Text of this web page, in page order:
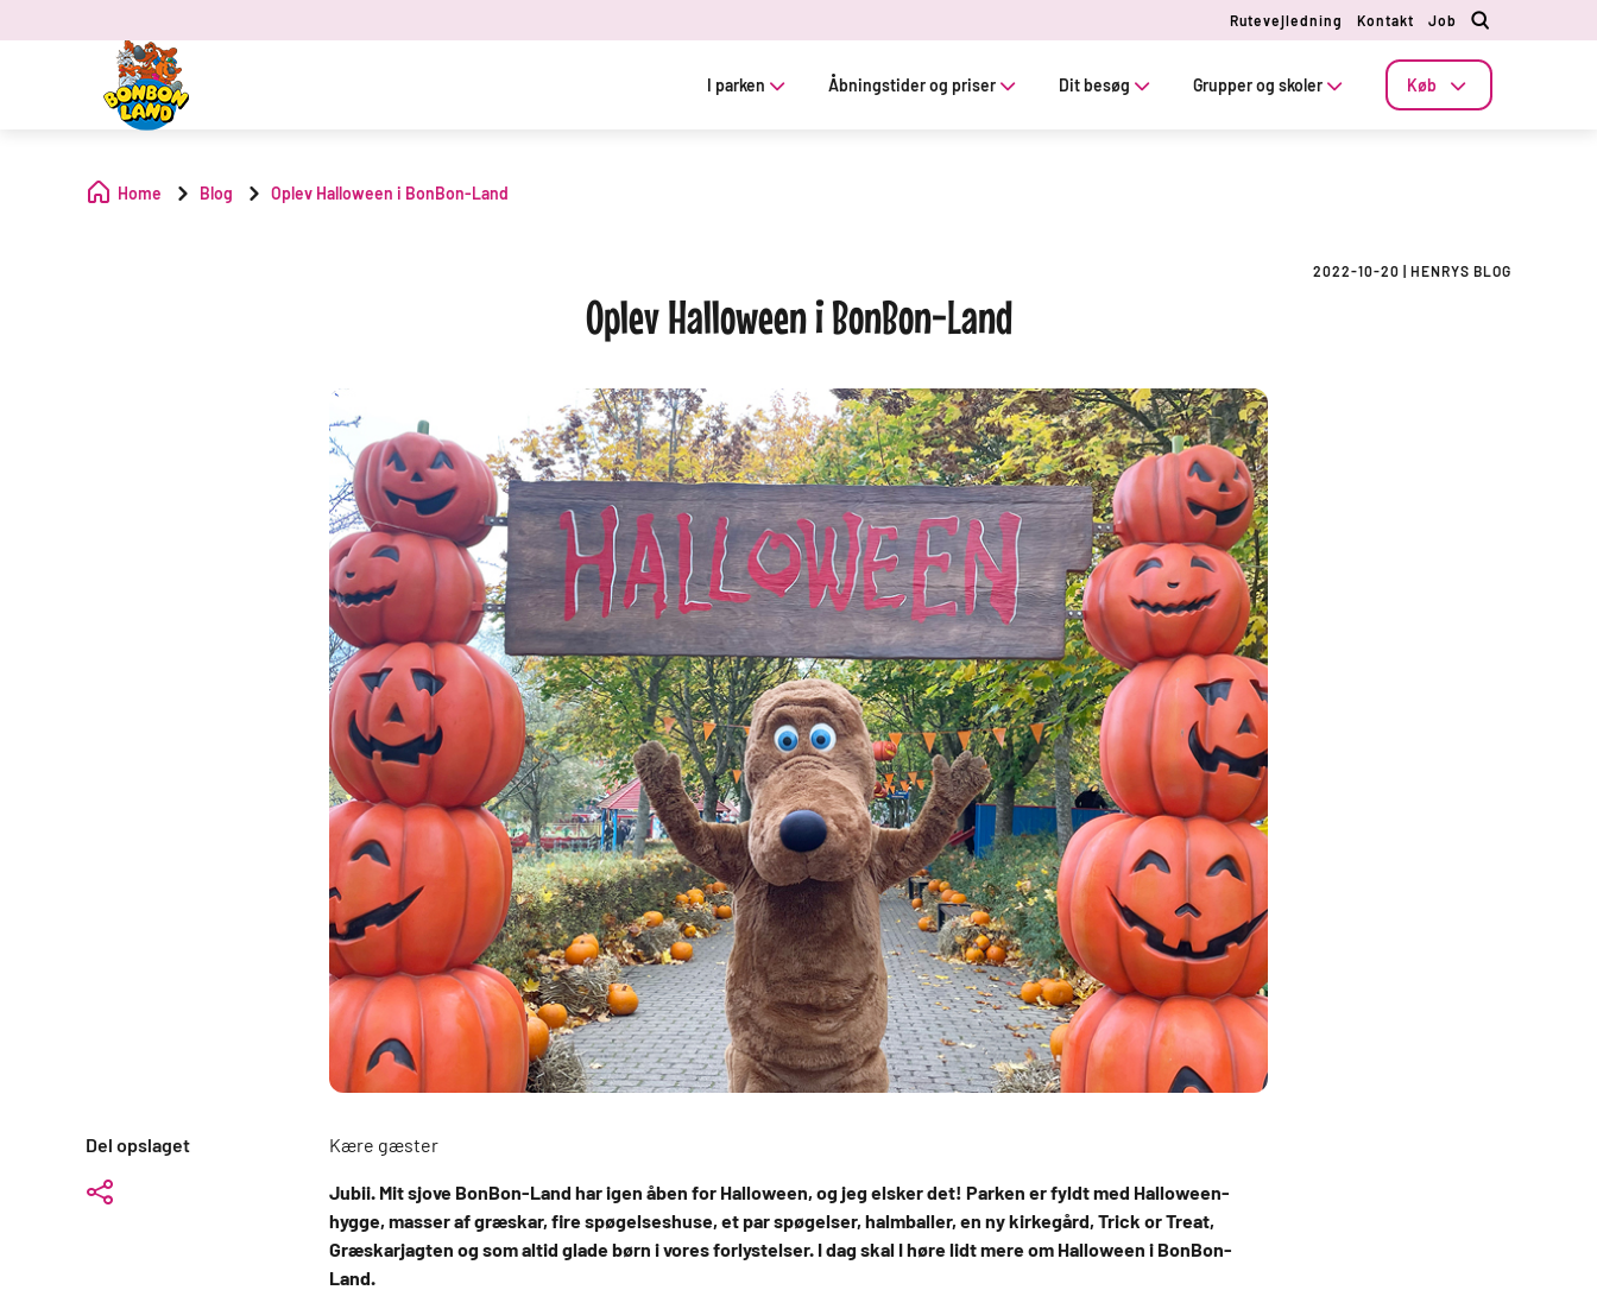
Rutevejledning Kontakt Job
I parken Åbningstider og priser Dit besøg Grupper og skoler Køb
Home Blog Oplev Halloween i BonBon-Land
2022-10-20 HENRYS BLOG
Oplev Halloween i BonBon-Land
Del opslaget Kære gæster
Jubii. Mit sjove BonBon-Land har igen åben for Halloween, og jeg elsker det! Parken er fyldt med Halloween-
hygge, masser af græskar, fire spøgelseshuse, et par spøgelser, halmballer, en ny kirkegård, Trick or Treat,
Græskarjagten og som altid glade børn i vores forlystelser. I dag skal I høre lidt mere om Halloween i BonBon-
Land.